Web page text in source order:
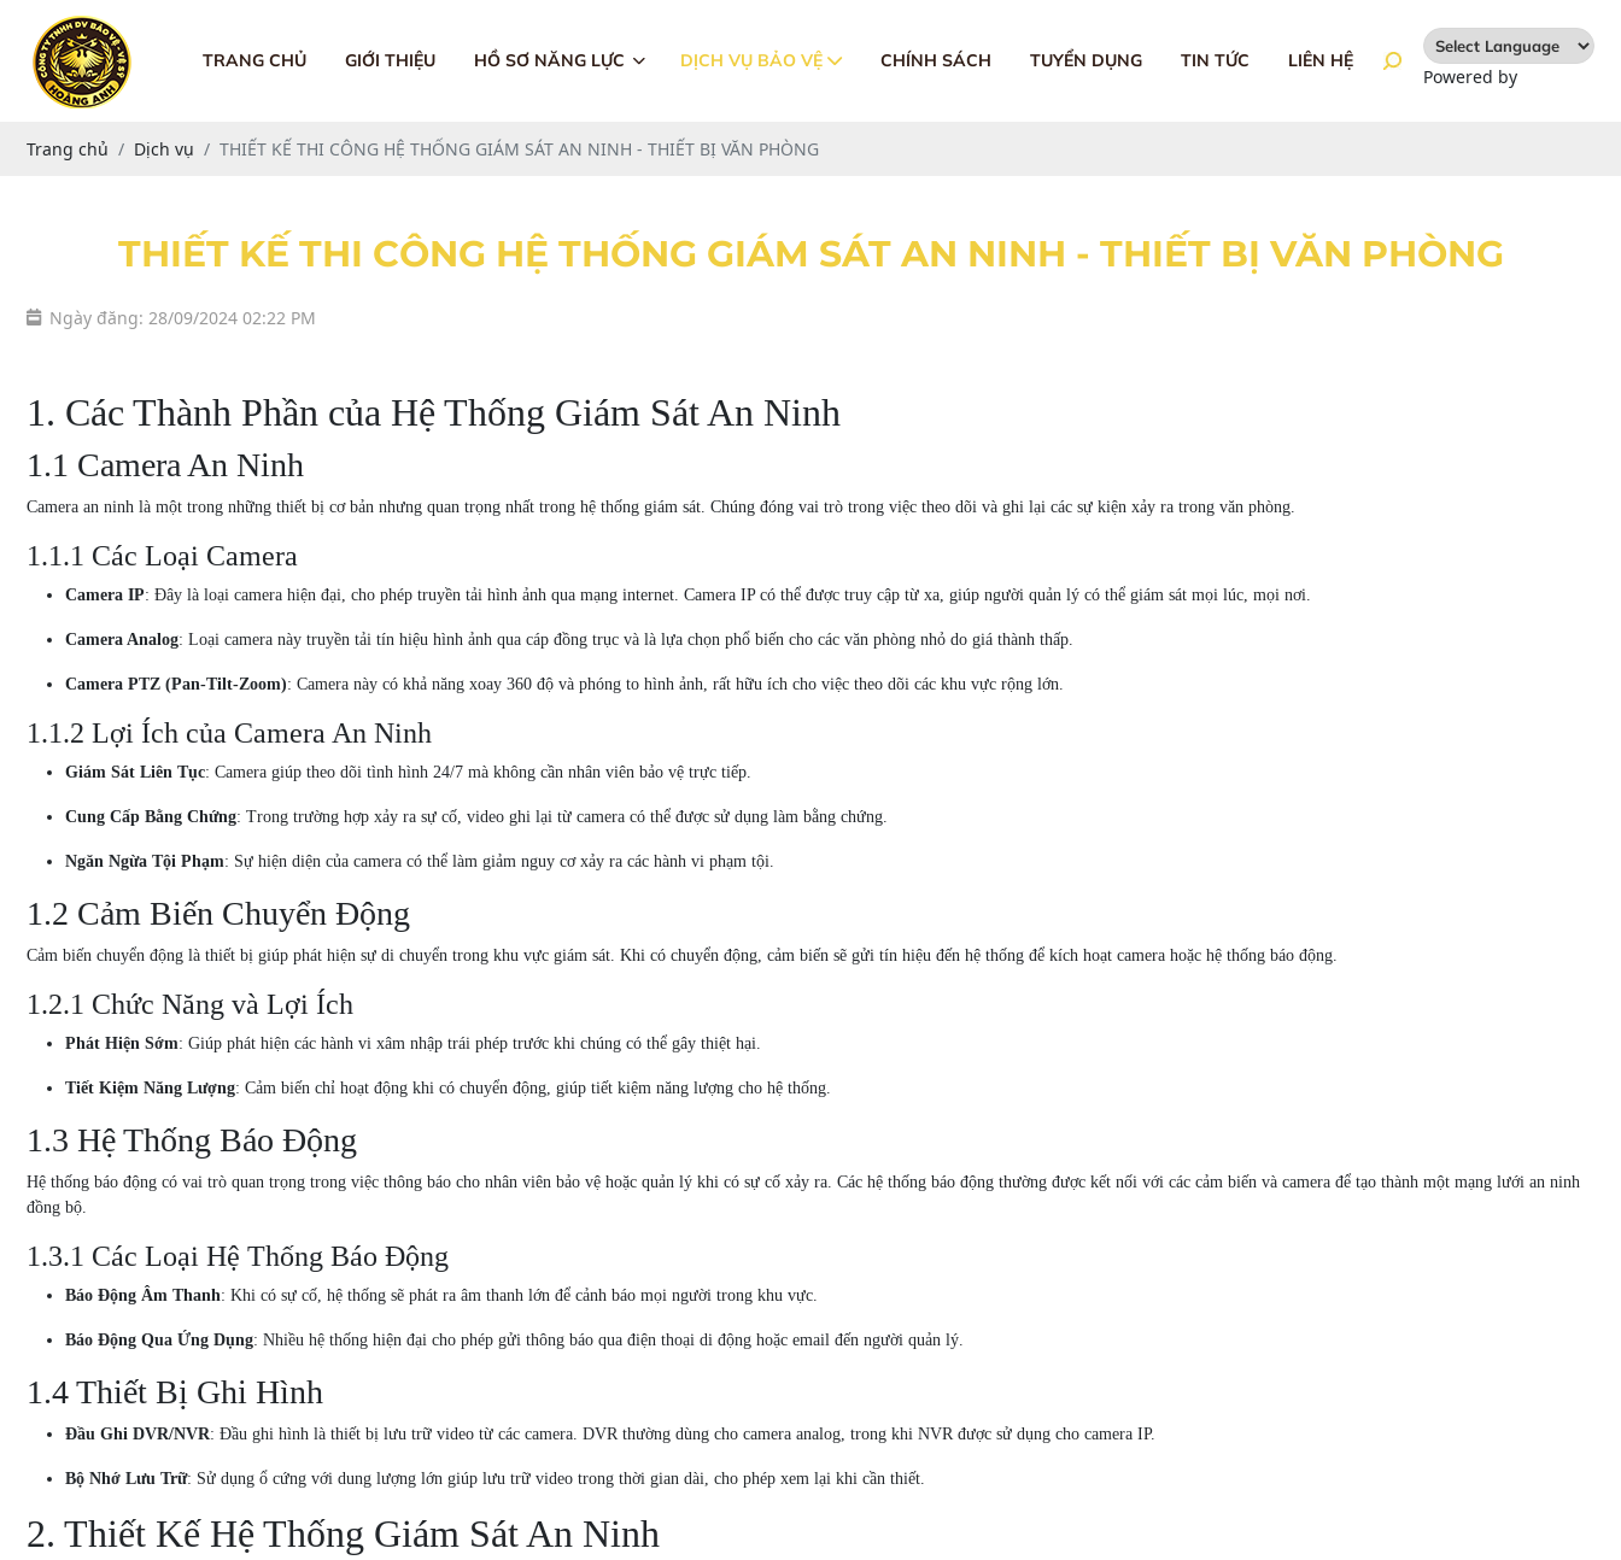
TRANG CHỦ GIỚI THIỆU HỒ SƠ NĂNG LỰC DỊCH VỤ BẢO VỆ CHÍNH SÁCH TUYỂN DỤNG TIN TỨC LIÊN HỆ
Powered by
Trang chủ Dịch vụ THIẾT KẾ THI CÔNG HỆ THỐNG GIÁM SÁT AN NINH - THIẾT BỊ VĂN PHÒNG
THIẾT KẾ THI CÔNG HỆ THỐNG GIÁM SÁT AN NINH - THIẾT BỊ VĂN PHÒNG
Ngày đăng: 28/09/2024 02:22 PM
1. Các Thành Phần của Hệ Thống Giám Sát An Ninh
1.1 Camera An Ninh
Camera an ninh là một trong những thiết bị cơ bản nhưng quan trọng nhất trong hệ thống giám sát. Chúng đóng vai trò trong việc theo dõi và ghi lại các sự kiện xảy ra trong văn phòng.
1.1.1 Các Loại Camera
Camera IP: Đây là loại camera hiện đại, cho phép truyền tải hình ảnh qua mạng internet. Camera IP có thể được truy cập từ xa, giúp người quản lý có thể giám sát mọi lúc, mọi nơi.
Camera Analog: Loại camera này truyền tải tín hiệu hình ảnh qua cáp đồng trục và là lựa chọn phổ biến cho các văn phòng nhỏ do giá thành thấp.
Camera PTZ (Pan-Tilt-Zoom): Camera này có khả năng xoay 360 độ và phóng to hình ảnh, rất hữu ích cho việc theo dõi các khu vực rộng lớn.
1.1.2 Lợi Ích của Camera An Ninh
Giám Sát Liên Tục: Camera giúp theo dõi tình hình 24/7 mà không cần nhân viên bảo vệ trực tiếp.
Cung Cấp Bằng Chứng: Trong trường hợp xảy ra sự cố, video ghi lại từ camera có thể được sử dụng làm bằng chứng.
Ngăn Ngừa Tội Phạm: Sự hiện diện của camera có thể làm giảm nguy cơ xảy ra các hành vi phạm tội.
1.2 Cảm Biến Chuyển Động
Cảm biến chuyển động là thiết bị giúp phát hiện sự di chuyển trong khu vực giám sát. Khi có chuyển động, cảm biến sẽ gửi tín hiệu đến hệ thống để kích hoạt camera hoặc hệ thống báo động.
1.2.1 Chức Năng và Lợi Ích
Phát Hiện Sớm: Giúp phát hiện các hành vi xâm nhập trái phép trước khi chúng có thể gây thiệt hại.
Tiết Kiệm Năng Lượng: Cảm biến chỉ hoạt động khi có chuyển động, giúp tiết kiệm năng lượng cho hệ thống.
1.3 Hệ Thống Báo Động
Hệ thống báo động có vai trò quan trọng trong việc thông báo cho nhân viên bảo vệ hoặc quản lý khi có sự cố xảy ra. Các hệ thống báo động thường được kết nối với các cảm biến và camera để tạo thành một mạng lưới an ninh
đồng bộ.
1.3.1 Các Loại Hệ Thống Báo Động
Báo Động Âm Thanh: Khi có sự cố, hệ thống sẽ phát ra âm thanh lớn để cảnh báo mọi người trong khu vực.
Báo Động Qua Ứng Dụng: Nhiều hệ thống hiện đại cho phép gửi thông báo qua điện thoại di động hoặc email đến người quản lý.
1.4 Thiết Bị Ghi Hình
Đầu Ghi DVR/NVR: Đầu ghi hình là thiết bị lưu trữ video từ các camera. DVR thường dùng cho camera analog, trong khi NVR được sử dụng cho camera IP.
Bộ Nhớ Lưu Trữ: Sử dụng ổ cứng với dung lượng lớn giúp lưu trữ video trong thời gian dài, cho phép xem lại khi cần thiết.
2. Thiết Kế Hệ Thống Giám Sát An Ninh